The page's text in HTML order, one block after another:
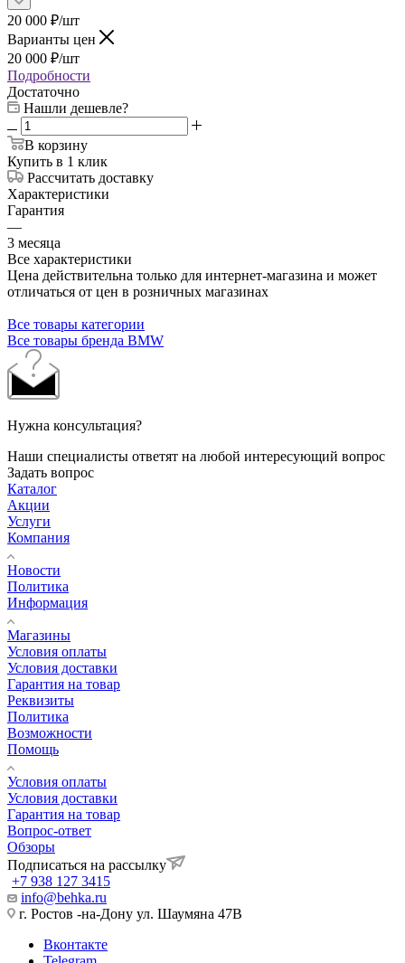
20 000 ₽/шт
Варианты цен
20 000 ₽/шт
Подробности
Достаточно
Нашли дешевле?
В корзину
Купить в 1 клик
Рассчитать доставку
Характеристики
Гарантия
—
3 месяца
Все характеристики
Цена действительна только для интернет-магазина и может
отличаться от цен в розничных магазинах
Все товары категории
Все товары бренда BMW
Нужна консультация?
Наши специалисты ответят на любой интересующий вопрос
Задать вопрос
Каталог
Акции
Услуги
Компания
Новости
Политика
Информация
Магазины
Условия оплаты
Условия доставки
Гарантия на товар
Реквизиты
Политика
Возможности
Помощь
Условия оплаты
Условия доставки
Гарантия на товар
Вопрос-ответ
Обзоры
Подписаться на рассылку
+7 938 127 3415
info@behka.ru
г. Ростов -на-Дону ул. Шаумяна 47В
Вконтакте